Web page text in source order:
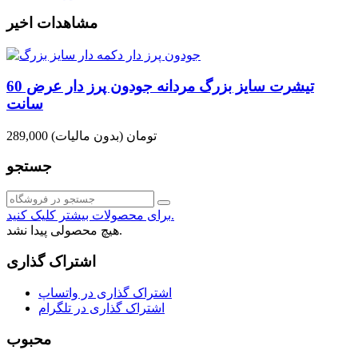
مشاهدات اخیر
تیشرت سایز بزرگ مردانه جودون پرز دار عرض 60
سانت
289,000 تومان (بدون مالیات)
جستجو
برای محصولات بیشتر کلیک کنید.
هیچ محصولی پیدا نشد.
اشتراک گذاری
اشتراک گذاری در واتساپ
اشتراک گذاری در تلگرام
محبوب